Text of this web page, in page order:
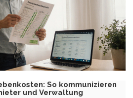
So kommunizieren
und Verwaltung